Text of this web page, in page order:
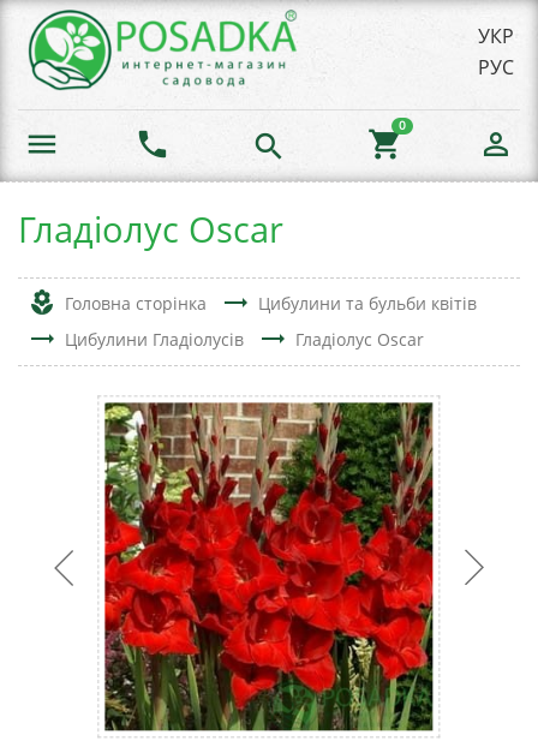
УКР
РУС
menu phone search shopping_cart
0
person_outline
Гладіолус Oscar
local_florist Головна сторінка trending_flat Цибулини та бульби квітів
trending_flat Цибулини Гладіолусів trending_flat Гладіолус Oscar